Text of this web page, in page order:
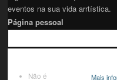
eventos na sua vida arrtística.
Página pessoal
Mais
Não é